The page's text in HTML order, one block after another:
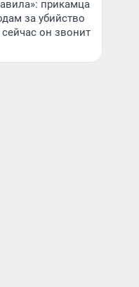
прикамца
за убийство
он звонит